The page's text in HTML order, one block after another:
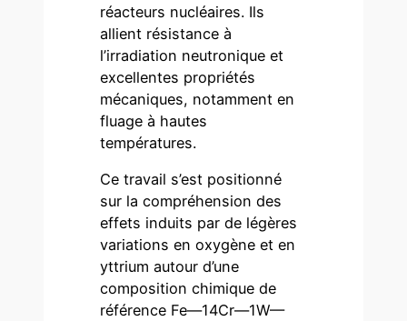
réacteurs nucléaires. Ils
allient résistance à
l’irradiation neutronique et
excellentes propriétés
mécaniques, notamment en
fluage à hautes
températures.
Ce travail s’est positionné
sur la compréhension des
effets induits par de légères
variations en oxygène et en
yttrium autour d’une
composition chimique de
référence Fe—14Cr—1W—